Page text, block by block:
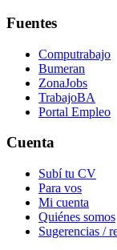
Fuentes
Computrabajo
Bumeran
ZonaJobs
TrabajoBA
Portal Empleo
Cuenta
Subí tu CV
Para vos
Mi cuenta
Quiénes somos
Sugerencias /